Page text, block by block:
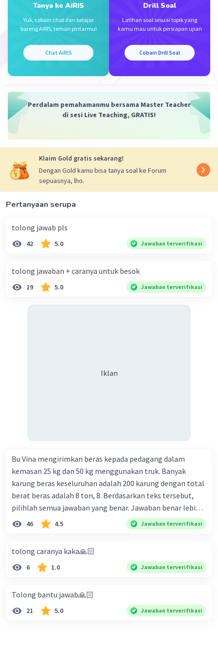
Iklan
Tanya ke AiRIS
Yuk, cobain chat dan belajar
bareng AiRIS, teman pintarmu!
Chat AiRIS
Drill Soal
Latihan soal sesuai topik yang
kamu mau untuk persiapan ujian
Cobain Drill Soal
Perdalam pemahamanmu bersama Master Teacher
di sesi Live Teaching, GRATIS!
Klaim Gold gratis sekarang!
Dengan Gold kamu bisa tanya soal ke Forum
sepuasnya, lho.
Pertanyaan serupa
tolong jawab pls
42 5.0 Jawaban terverifikasi
tolong jawaban + caranya untuk besok
19 5.0 Jawaban terverifikasi
Iklan
Bu Vina mengirimkan beras kepada pedagang dalam
kemasan 25 kg dan 50 kg menggunakan truk. Banyak
karung beras keseluruhan adalah 200 karung dengan total
berat beras adalah 8 ton, 8. Berdasarkan teks tersebut,
pilihlah semua jawaban yang benar. Jawaban benar lebih
dari satu. Banyak karung beras kemasan 25 kg adalah 50
buah. Banyak karung beras kemasan 50 kg adalah 150
ton. Perbandingan berat beras kemasan 25 kg dan 50 kg
dalam truk adalah 1: 3. 9. Berdasarkan teks tersebut, jika
besar Rp14.000, berapakah biaya angkut semua beras yang
harus dibayar oleh Bu Vina? A. Rp2.540.000 C. Rp2.312.000 B.
Rp2.475.000 D. Rp2.280.000
46 4.5 Jawaban terverifikasi
tolong caranya kaka🙏🏻
6 1.0 Jawaban terverifikasi
Tolong bantu jawab🙏🏻
21 5.0 Jawaban terverifikasi